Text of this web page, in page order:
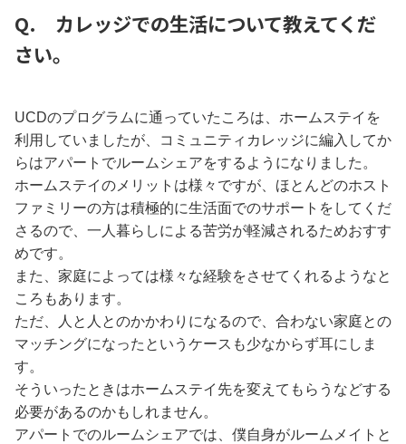
Q. カレッジでの生活について教えてくだ
さい。
UCDのプログラムに通っていたころは、ホームステイを
利用していましたが、コミュニティカレッジに編入してか
らはアパートでルームシェアをするようになりました。
ホームステイのメリットは様々ですが、ほとんどのホスト
ファミリーの方は積極的に生活面でのサポートをしてくだ
さるので、一人暮らしによる苦労が軽減されるためおすす
めです。
また、家庭によっては様々な経験をさせてくれるようなと
ころもあります。
ただ、人と人とのかかわりになるので、合わない家庭との
マッチングになったというケースも少なからず耳にしま
す。
そういったときはホームステイ先を変えてもらうなどする
必要があるのかもしれません。
アパートでのルームシェアでは、僕自身がルームメイトと